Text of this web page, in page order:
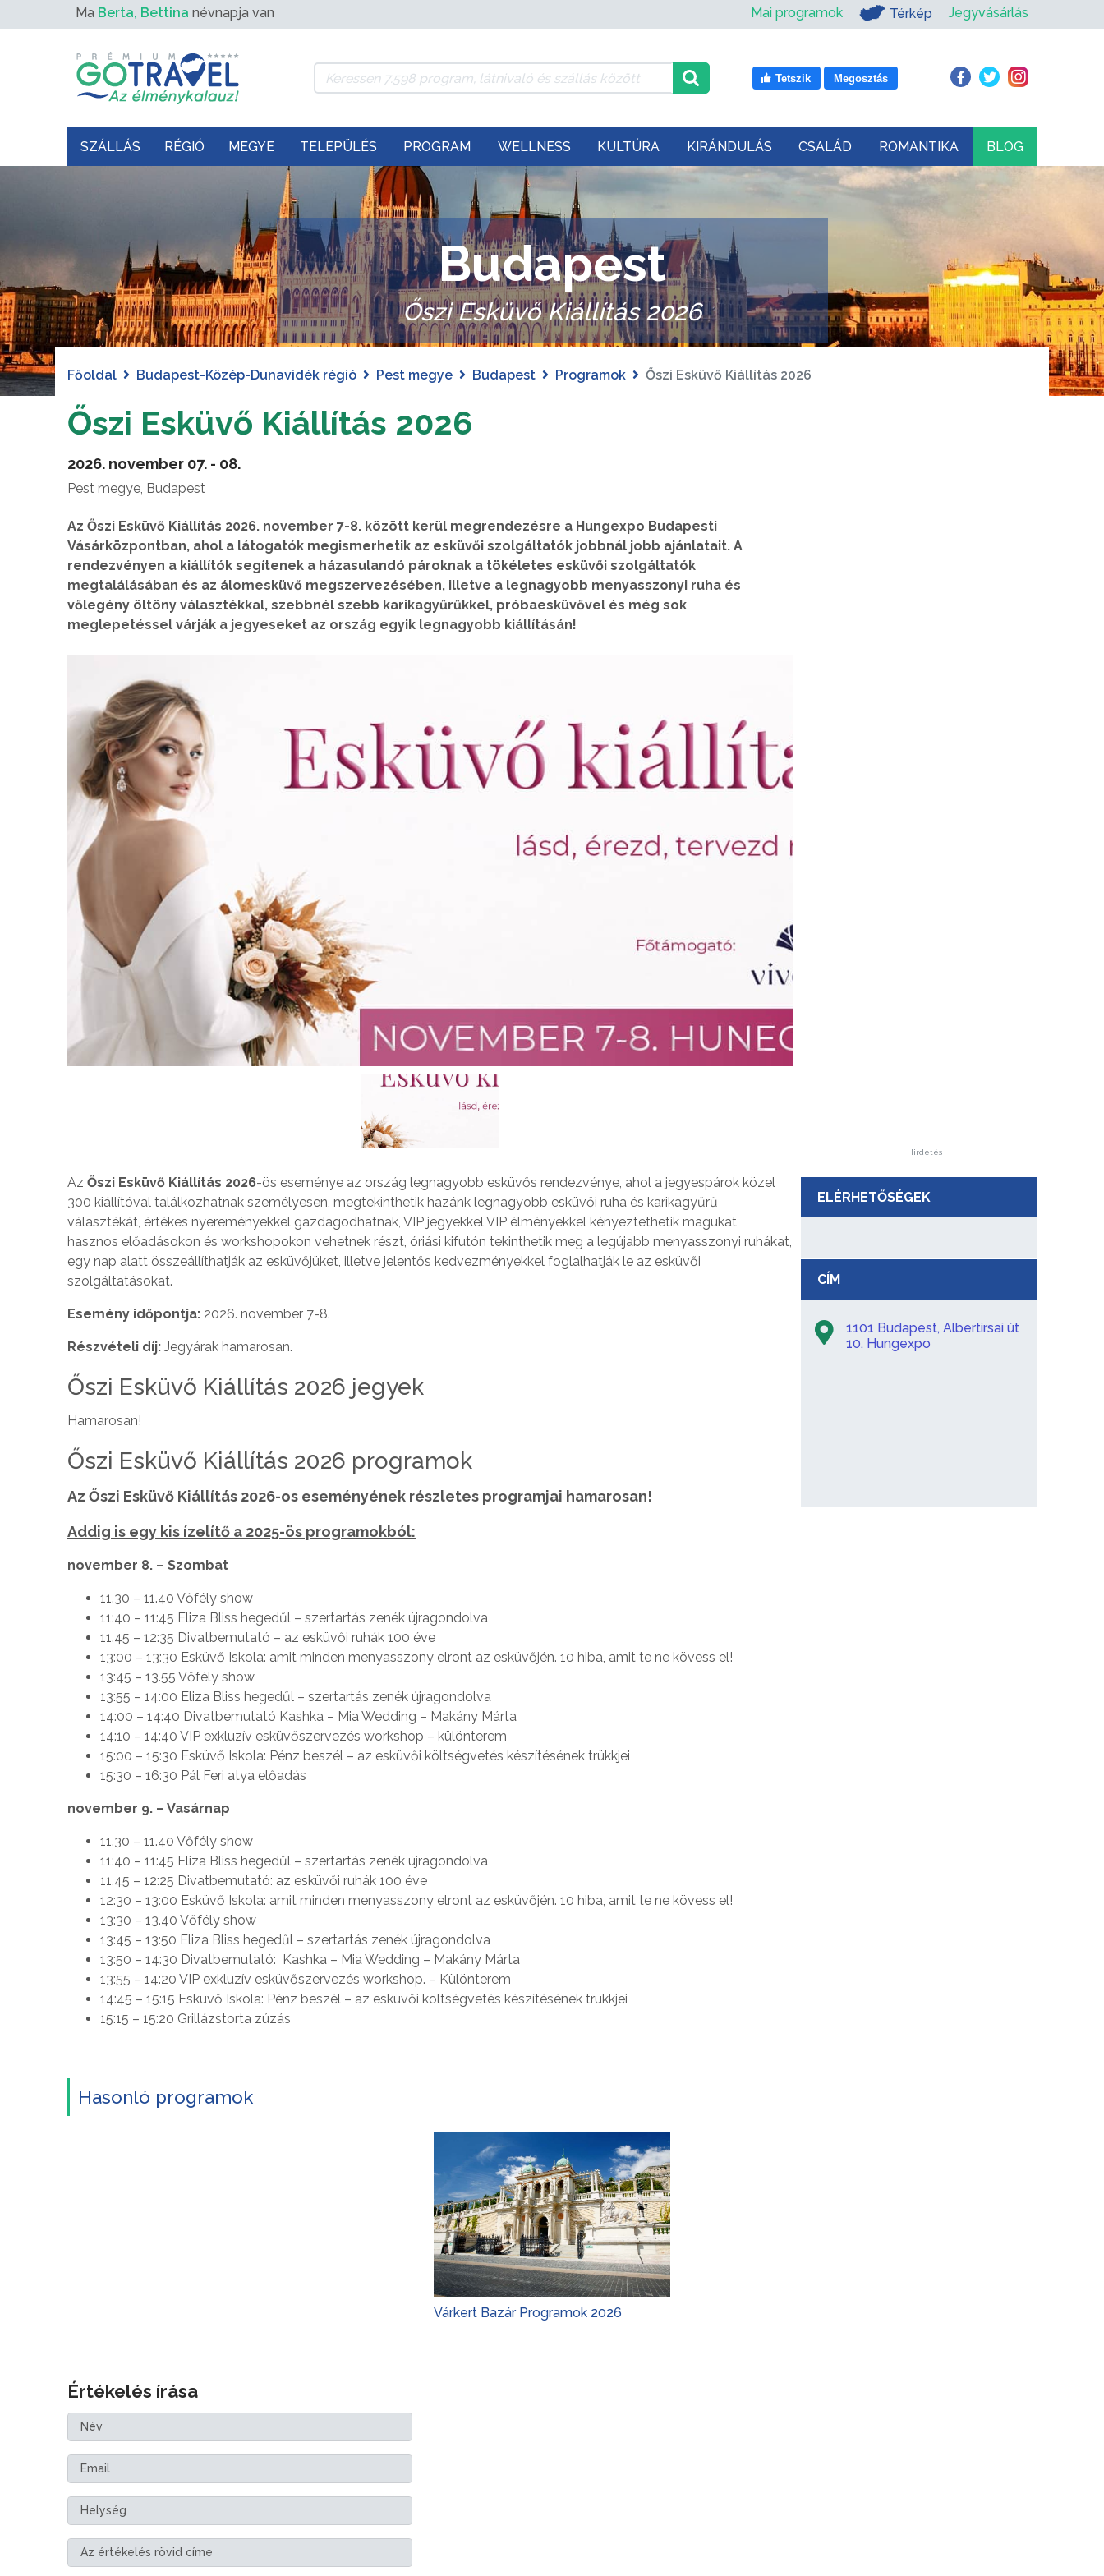
Ma Berta, Bettina névnapja van Mai programok Térkép Jegyvásárlás
Tetszik Megosztás
SZÁLLÁS RÉGIÓ MEGYE TELEPÜLÉS PROGRAM WELLNESS KULTÚRA KIRÁNDULÁS CSALÁD ROMANTIKA BLOG
Budapest
Őszi Esküvő Kiállítás 2026
Főoldal Budapest-Közép-Dunavidék régió Pest megye Budapest Programok Őszi Esküvő Kiállítás 2026
Őszi Esküvő Kiállítás 2026
2026. november 07. - 08.
Pest megye, Budapest
Az Őszi Esküvő Kiállítás 2026. november 7-8. között kerül megrendezésre a Hungexpo Budapesti
Vásárközpontban, ahol a látogatók megismerhetik az esküvői szolgáltatók jobbnál jobb ajánlatait. A
rendezvényen a kiállítók segítenek a házasulandó pároknak a tökéletes esküvői szolgáltatók
megtalálásában és az álomesküvő megszervezésében, illetve a legnagyobb menyasszonyi ruha és
vőlegény öltöny választékkal, szebbnél szebb karikagyűrűkkel, próbaesküvővel és még sok
meglepetéssel várják a jegyeseket az ország egyik legnagyobb kiállításán!
Az Őszi Esküvő Kiállítás 2026-ös eseménye az ország legnagyobb esküvős rendezvénye, ahol a jegyespárok közel
300 kiállítóval találkozhatnak személyesen, megtekinthetik hazánk legnagyobb esküvői ruha és karikagyűrű
választékát, értékes nyereményekkel gazdagodhatnak, VIP jegyekkel VIP élményekkel kényeztethetik magukat,
hasznos előadásokon és workshopokon vehetnek részt, óriási kifutón tekinthetik meg a legújabb menyasszonyi ruhákat,
egy nap alatt összeállíthatják az esküvőjüket, illetve jelentős kedvezményekkel foglalhatják le az esküvői
szolgáltatásokat.
Esemény időpontja: 2026. november 7-8.
Részvételi díj: Jegyárak hamarosan.
Őszi Esküvő Kiállítás 2026 jegyek
Hamarosan!
Őszi Esküvő Kiállítás 2026 programok
Az Őszi Esküvő Kiállítás 2026-os eseményének részletes programjai hamarosan!
Addig is egy kis ízelítő a 2025-ös programokból:
november 8. – Szombat
11.30 – 11.40 Vőfély show
11:40 – 11:45 Eliza Bliss hegedűl – szertartás zenék újragondolva
11.45 – 12:35 Divatbemutató – az esküvői ruhák 100 éve
13:00 – 13:30 Esküvő Iskola: amit minden menyasszony elront az esküvőjén. 10 hiba, amit te ne kövess el!
13:45 – 13.55 Vőfély show
13:55 – 14:00 Eliza Bliss hegedűl – szertartás zenék újragondolva
14:00 – 14:40 Divatbemutató Kashka – Mia Wedding – Makány Márta
14:10 – 14:40 VIP exkluzív esküvőszervezés workshop – különterem
15:00 – 15:30 Esküvő Iskola: Pénz beszél – az esküvői költségvetés készítésének trükkjei
15:30 – 16:30 Pál Feri atya előadás
november 9. – Vasárnap
11.30 – 11.40 Vőfély show
11:40 – 11:45 Eliza Bliss hegedűl – szertartás zenék újragondolva
11.45 – 12:25 Divatbemutató: az esküvői ruhák 100 éve
12:30 – 13:00 Esküvő Iskola: amit minden menyasszony elront az esküvőjén. 10 hiba, amit te ne kövess el!
13:30 – 13.40 Vőfély show
13:45 – 13:50 Eliza Bliss hegedűl – szertartás zenék újragondolva
13:50 – 14:30 Divatbemutató: Kashka – Mia Wedding – Makány Márta
13:55 – 14:20 VIP exkluzív esküvőszervezés workshop. – Különterem
14:45 – 15:15 Esküvő Iskola: Pénz beszél – az esküvői költségvetés készítésének trükkjei
15:15 – 15:20 Grillázstorta zúzás
Hasonló programok
Várkert Bazár Programok 2026
Értékelés írása
Hirdetés
ELÉRHETŐSÉGEK
CÍM
1101 Budapest, Albertirsai út
10. Hungexpo